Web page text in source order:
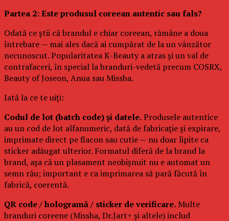
Partea 2: Este produsul coreean autentic sau fals?
Odată ce știi că brandul e chiar coreean, rămâne a doua
întrebare — mai ales dacă ai cumpărat de la un vânzător
necunoscut. Popularitatea K-Beauty a atras și un val de
contrafaceri, în special la branduri-vedetă precum COSRX,
Beauty of Joseon, Anua sau Missha.
Iată la ce te uiți:
Codul de lot (batch code) și datele.Produsele autentice
au un cod de lot alfanumeric, dată de fabricație și expirare,
imprimate direct pe flacon sau cutie — nu doar lipite ca
sticker adăugat ulterior. Formatul diferă de la brand la
brand, așa că un plasament neobișnuit nu e automat un
semn rău; important e ca imprimarea să pară făcută în
fabrică, coerentă.
QR code / hologramă / sticker de verificare.Multe
branduri coreene (Missha, Dr.Jart+ și altele) includ